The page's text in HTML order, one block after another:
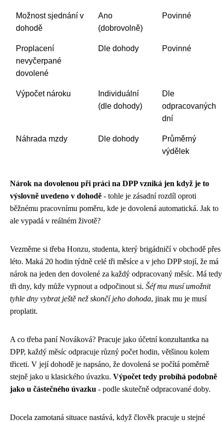
Možnost sjednání v
dohodě
Ano
(dobrovolně)
Povinné
Proplacení
nevyčerpané
dovolené
Dle dohody Povinné
Výpočet nároku
Individuální
(dle dohody)
Dle
odpracovaných
dní
Náhrada mzdy Dle dohody
Průměrný
výdělek
Nárok na dovolenou při práci na DPP vzniká jen když je to
výslovně uvedeno v dohodě - tohle je zásadní rozdíl oproti
běžnému pracovnímu poměru, kde je dovolená automatická. Jak to
ale vypadá v reálném životě?
Vezměme si třeba Honzu, studenta, který brigádničí v obchodě přes
léto. Maká 20 hodin týdně celé tři měsíce a v jeho DPP stojí, že má
nárok na jeden den dovolené za každý odpracovaný měsíc. Má tedy
tři dny, kdy může vypnout a odpočinout si. Šéf mu musí umožnit
tyhle dny vybrat ještě než skončí jeho dohoda, jinak mu je musí
proplatit.
A co třeba paní Nováková? Pracuje jako účetní konzultantka na
DPP, každý měsíc odpracuje různý počet hodin, většinou kolem
třiceti. V její dohodě je napsáno, že dovolená se počítá poměrně
stejně jako u klasického úvazku. Výpočet tedy probíhá podobně
jako u částečného úvazku - podle skutečně odpracované doby.
Docela zamotaná situace nastává, když člověk pracuje u stejné